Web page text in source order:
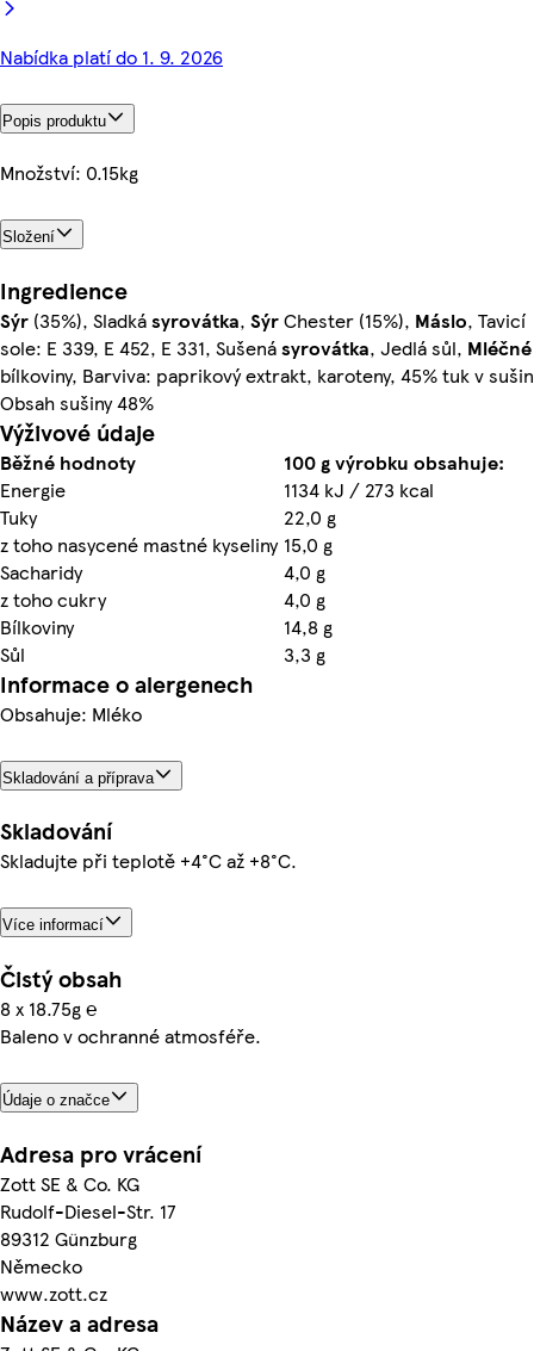
Nabídka platí do 1. 9. 2026
Popis produktu
Množství: 0.15kg
Složení
Ingredience
Sýr (35%), Sladkásyrovátka, SýrChester (15%), Máslo, Tavicí
sole: E 339, E 452, E 331, Sušenásyrovátka, Jedlá sůl, Mléčné
bílkoviny, Barviva: paprikový extrakt, karoteny, 45% tuk v
Obsah sušiny 48%
Výživové údaje
Běžné hodnoty
100 g výrobku obsahuje:
Energie
1134 kJ / 273 kcal
Tuky
22,0 g
z toho nasycené mastné kyseliny 15,0 g
Sacharidy
4,0 g
z toho cukry
4,0 g
Bílkoviny
14,8 g
Sůl
3,3 g
Informace o alergenech
Obsahuje: Mléko
Skladování a příprava
Skladování
Skladujte při teplotě +4°C až +8°C.
Více informací
Čistý obsah
8 x 18.75g ℮
Baleno v ochranné atmosféře.
Údaje o značce
Adresa pro vrácení
Zott SE & Co. KG
Rudolf-Diesel-Str. 17
89312 Günzburg
Německo
www.zott.cz
Název a adresa